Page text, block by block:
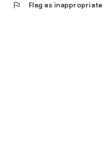
flag Flag as inappropriate